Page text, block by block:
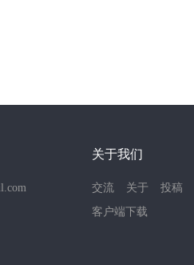
关于我们
交流 关于
投稿
客户端下载